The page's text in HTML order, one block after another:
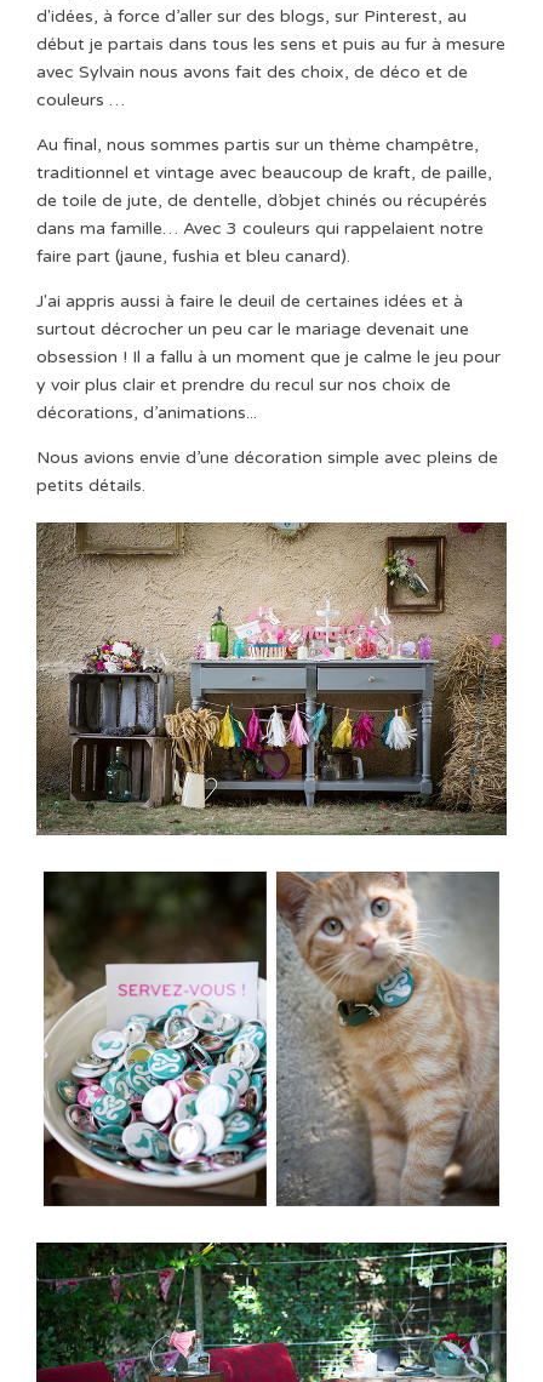
d'idées, à force d’aller sur des blogs, sur Pinterest, au
début je partais dans tous les sens et puis au fur à mesure
avec Sylvain nous avons fait des choix, de déco et de
couleurs …
Au final, nous sommes partis sur un thème champêtre,
traditionnel et vintage avec beaucoup de kraft, de paille,
de toile de jute, de dentelle, d’objet chinés ou récupérés
dans ma famille… Avec 3 couleurs qui rappelaient notre
faire part (jaune, fushia et bleu canard).
J'ai appris aussi à faire le deuil de certaines idées et à
surtout décrocher un peu car le mariage devenait une
obsession ! Il a fallu à un moment que je calme le jeu pour
y voir plus clair et prendre du recul sur nos choix de
décorations, d’animations...
Nous avions envie d’une décoration simple avec pleins de
petits détails.